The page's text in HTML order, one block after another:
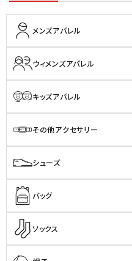
メンズアパレル
ウィメンズアパレル
キッズアパレル
その他アクセサリー
シューズ
バッグ
ソックス